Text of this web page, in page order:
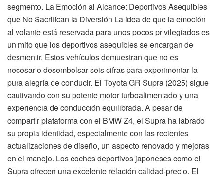
segmento. La Emoción al Alcance: Deportivos Asequibles
que No Sacrifican la Diversión La idea de que la emoción
al volante está reservada para unos pocos privilegiados es
un mito que los deportivos asequibles se encargan de
desmentir. Estos vehículos demuestran que no es
necesario desembolsar seis cifras para experimentar la
pura alegría de conducir. El Toyota GR Supra (2025) sigue
cautivando con su potente motor turboalimentado y una
experiencia de conducción equilibrada. A pesar de
compartir plataforma con el BMW Z4, el Supra ha labrado
su propia identidad, especialmente con las recientes
actualizaciones de diseño, un aspecto renovado y mejoras
en el manejo. Los coches deportivos japoneses como el
Supra ofrecen una excelente relación calidad-precio. El